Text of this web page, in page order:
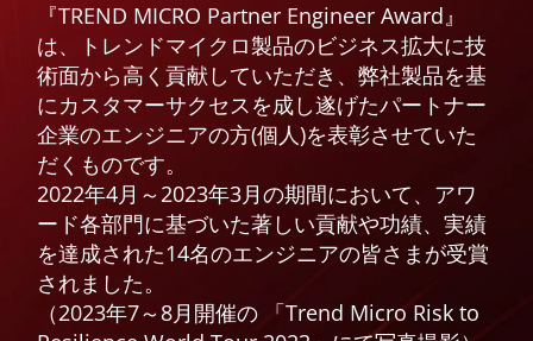
『TREND MICRO Partner Engineer Award』
は、トレンドマイクロ製品のビジネス拡大に技
術面から高く貢献していただき、弊社製品を基
にカスタマーサクセスを成し遂げたパートナー
企業のエンジニアの方(個人)を表彰させていた
だくものです。
2022年4月～2023年3月の期間において、アワ
ード各部門に基づいた著しい貢献や功績、実績
を達成された14名のエンジニアの皆さまが受賞
されました。
（2023年7～8月開催の 「Trend Micro Risk to